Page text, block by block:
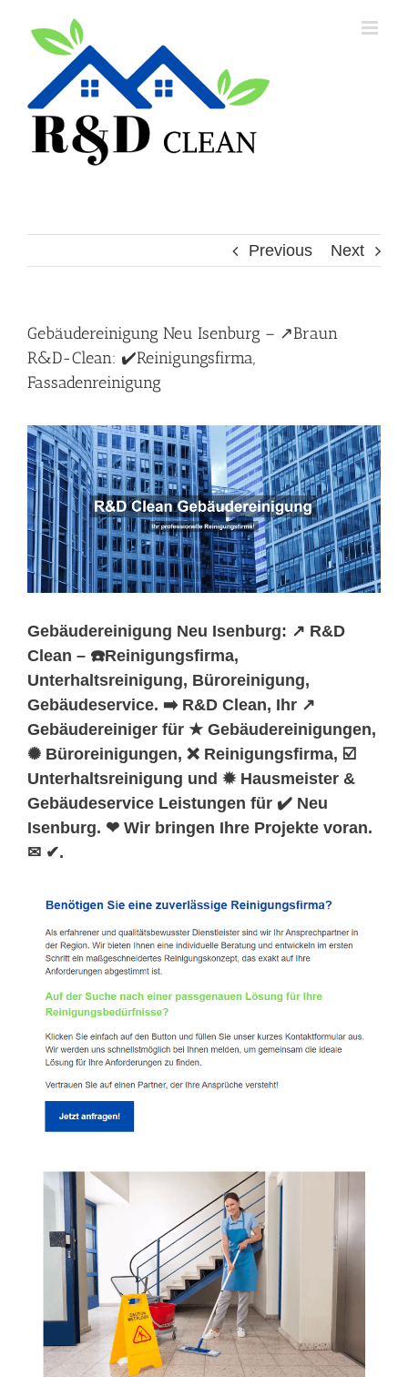
Previous Next
Gebäudereinigung Neu Isenburg – ↗️Braun
R&D-Clean: ✔️Reinigungsfirma,
Fassadenreinigung
Gebäudereinigung Neu Isenburg: ↗️ R&D
Clean – ☎️Reinigungsfirma,
Unterhaltsreinigung, Büroreinigung,
Gebäudeservice. ➡️ R&D Clean, Ihr ↗️
Gebäudereiniger für ★ Gebäudereinigungen,
✺ Büroreinigungen, ❌ Reinigungsfirma, ☑️
Unterhaltsreinigung und ✹ Hausmeister &
Gebäudeservice Leistungen für ✔️ Neu
Isenburg. ❤ Wir bringen Ihre Projekte voran.
✉ ✔.